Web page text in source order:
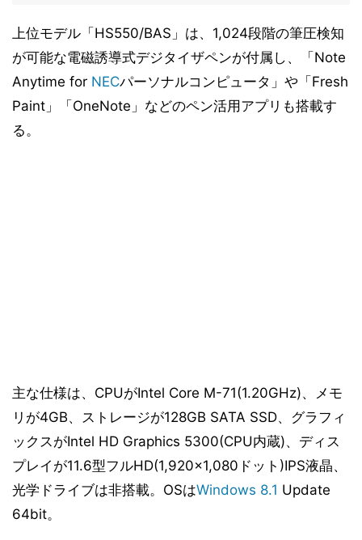
上位モデル「HS550/BAS」は、1,024段階の筆圧検知
が可能な電磁誘導式デジタイザペンが付属し、「Note
Anytime for NECパーソナルコンピュータ」や「Fresh
Paint」「OneNote」などのペン活用アプリも搭載す
る。
主な仕様は、CPUがIntel Core M-71(1.20GHz)、メモ
リが4GB、ストレージが128GB SATA SSD、グラフィ
ックスがIntel HD Graphics 5300(CPU内蔵)、ディス
プレイが11.6型フルHD(1,920×1,080ドット)IPS液晶、
光学ドライブは非搭載。OSはWindows 8.1 Update
64bit。